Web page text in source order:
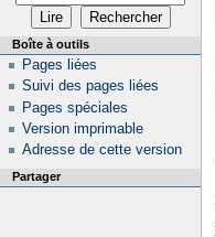
Boîte à outils
Pages liées
Suivi des pages liées
Pages spéciales
Version imprimable
Adresse de cette version
Partager